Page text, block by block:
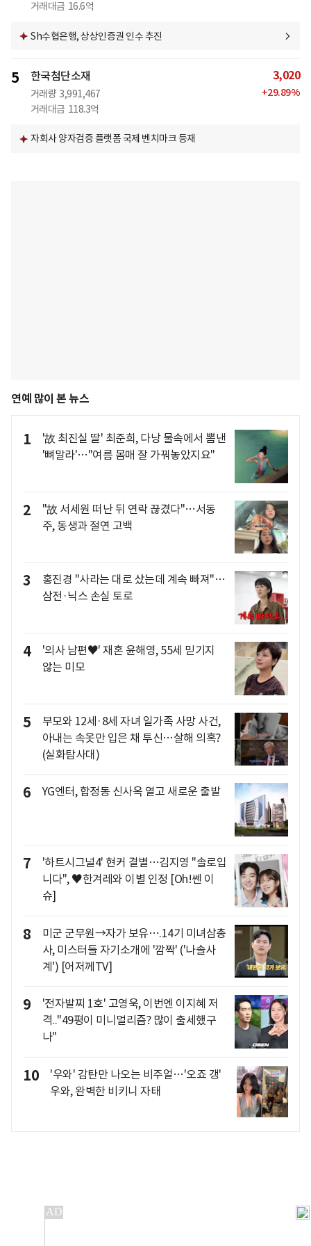
거래대금 16.6억
Sh수협은행, 상상인증권 인수 추진
5 한국첨단소재
거래량 3,991,467
거래대금 118.3억
3,020
+29.89%
자회사 양자검증 플랫폼 국제 벤치마크 등재
연예 많이 본 뉴스
1
'故 최진실 딸' 최준희, 다낭 물속에서 뽐낸
'뼈말라'…"여름 몸매 잘 가꿔놓았지요"
2
"故 서세원 떠난 뒤 연락 끊겼다"…서동
주, 동생과 절연 고백
3
홍진경 "사라는 대로 샀는데 계속 빠져"…
삼전·닉스 손실 토로
4
'의사 남편♥' 재혼 윤해영, 55세 믿기지
않는 미모
5
부모와 12세·8세 자녀 일가족 사망 사건,
아내는 속옷만 입은 채 투신…살해 의혹?
(실화탐사대)
6 YG엔터, 합정동 신사옥 열고 새로운 출발
7
'하트시그널4' 현커 결별…김지영 "솔로입
니다", ♥한겨레와 이별 인정 [Oh!쎈 이
슈]
8
미군 군무원→자가 보유….14기 미녀삼총
사, 미스터들 자기소개에 '깜짝' ('나솔사
계') [어저께TV]
9
'전자발찌 1호' 고영욱, 이번엔 이지혜 저
격.."49평이 미니멀리즘? 많이 출세했구
나"
10
'우와' 감탄만 나오는 비주얼…'오죠 갱'
우와, 완벽한 비키니 자태